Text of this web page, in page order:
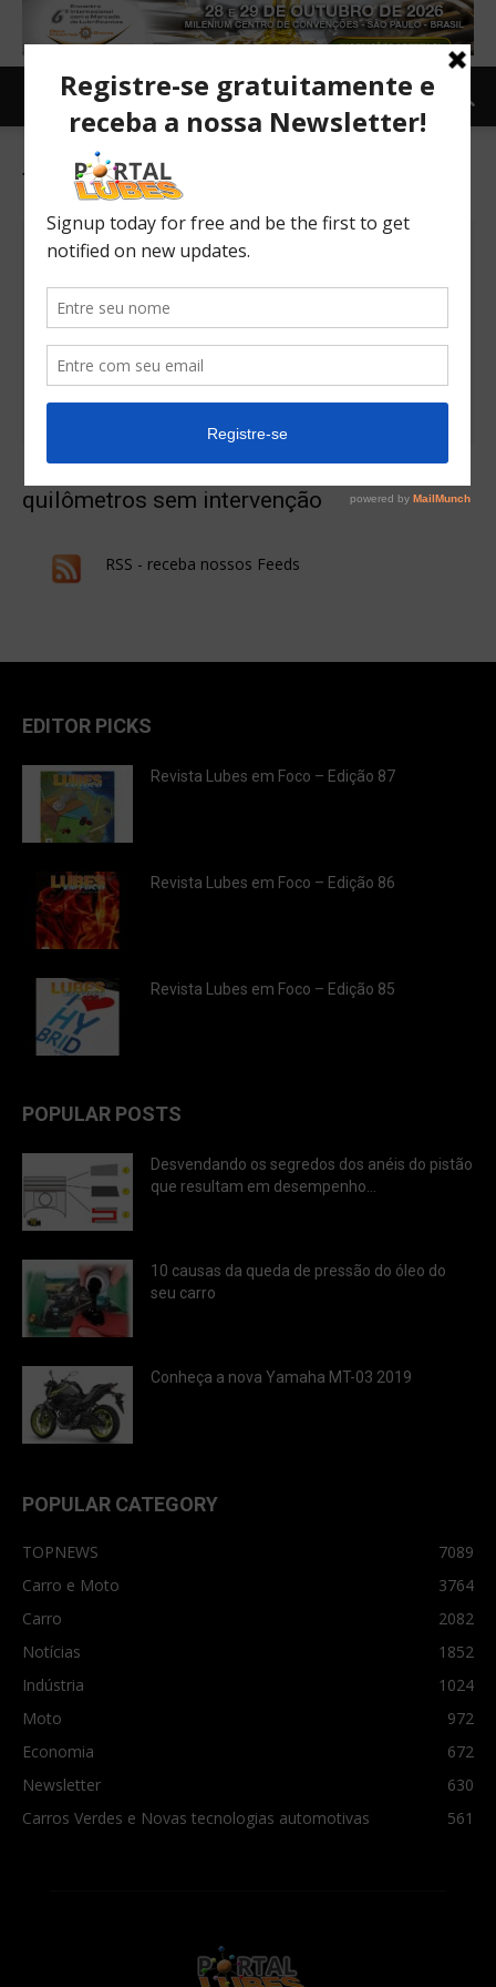
Tag: etros
quilômetros sem intervenção
RSS - receba nossos Feeds
EDITOR PICKS
Revista Lubes em Foco – Edição 87
Revista Lubes em Foco – Edição 86
Revista Lubes em Foco – Edição 85
POPULAR POSTS
Desvendando os segredos dos anéis do pistão
que resultam em desempenho...
10 causas da queda de pressão do óleo do
seu carro
Conheça a nova Yamaha MT-03 2019
POPULAR CATEGORY
TOPNEWS
7089
Carro e Moto
3764
Carro
2082
Notícias
1852
Indústria
1024
Moto
972
Economia
672
Newsletter
630
Carros Verdes e Novas tecnologias automotivas
561